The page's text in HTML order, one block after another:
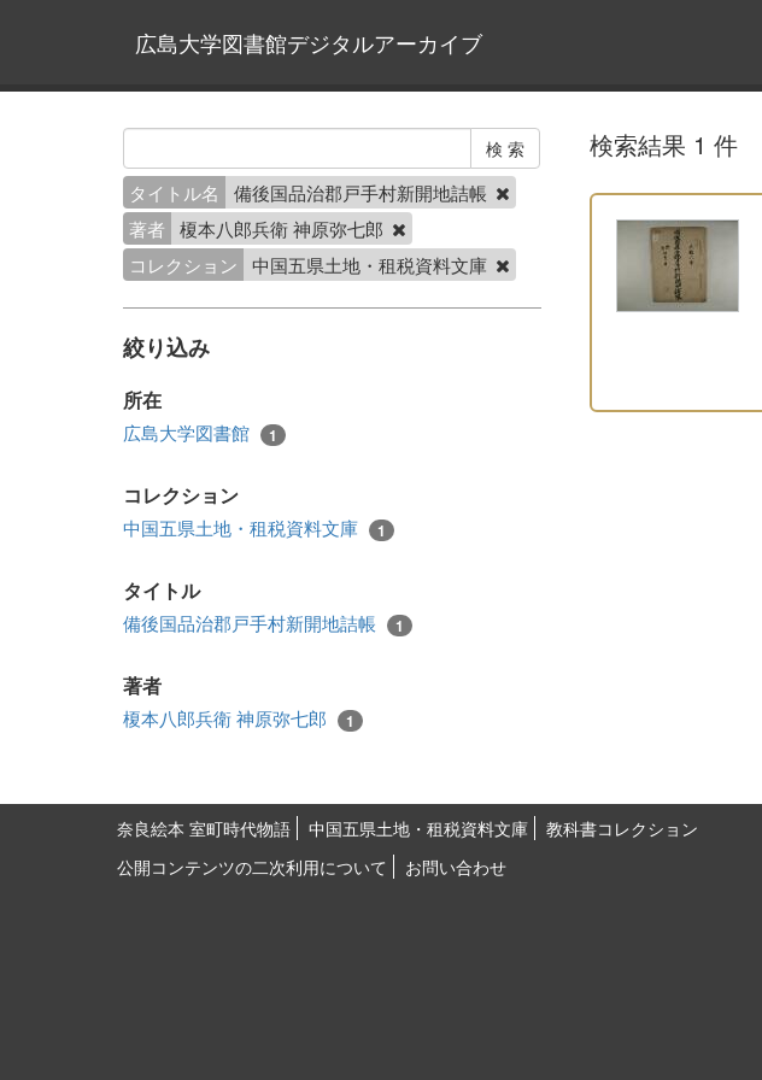
広島大学図書館デジタルアーカイブ
タイトル名
備後国品治郡戸手村新開地詰帳
著者
榎本八郎兵衛 神原弥七郎
コレクション
中国五県土地・租税資料文庫
絞り込み
所在
広島大学図書館 1
コレクション
中国五県土地・租税資料文庫 1
タイトル
備後国品治郡戸手村新開地詰帳 1
著者
榎本八郎兵衛 神原弥七郎 1
検索結果 1 件
奈良絵本 室町時代物語 中国五県土地・租税資料文庫
教科書コレクション
公開コンテンツの二次利用について
お問い合わせ